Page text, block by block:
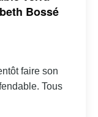
Bossé
faire son
Tous